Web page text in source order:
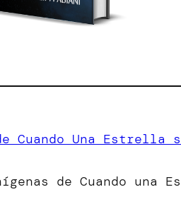
Una Estrella
de Cuando